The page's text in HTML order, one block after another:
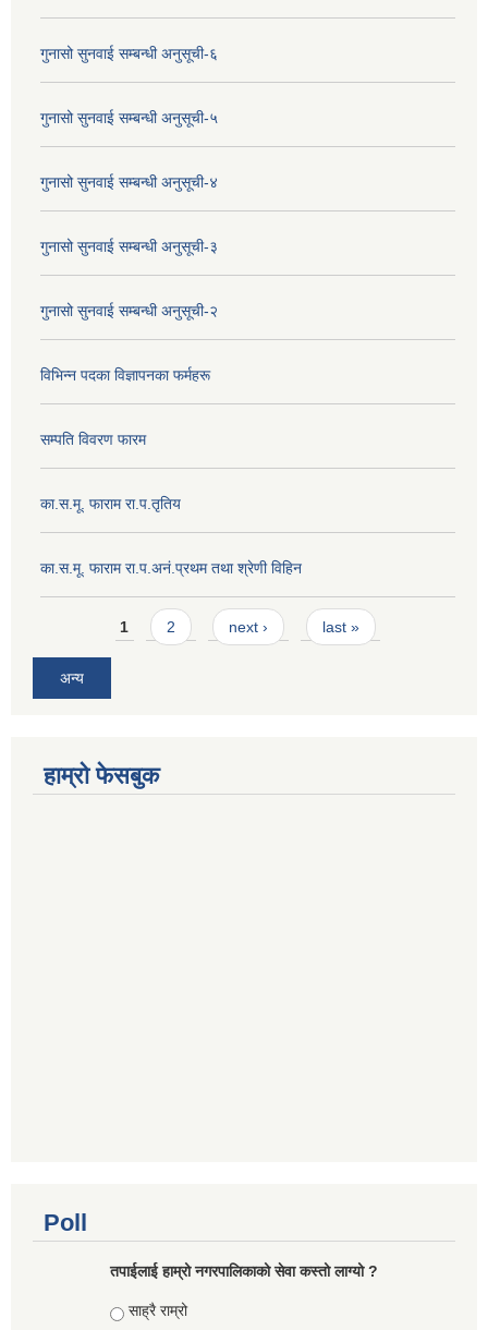
गुनासो सुनवाई सम्बन्धी अनुसूची-६
गुनासो सुनवाई सम्बन्धी अनुसूची-५
गुनासो सुनवाई सम्बन्धी अनुसूची-४
गुनासो सुनवाई सम्बन्धी अनुसूची-३
गुनासो सुनवाई सम्बन्धी अनुसूची-२
विभिन्न पदका विज्ञापनका फर्महरू
सम्पति विवरण फारम
का.स.मू. फाराम रा.प.तृतिय
का.स.मू. फाराम रा.प.अनं.प्रथम तथा श्रेणी विहिन
Pages1 2 next › last »
अन्य
हाम्रो फेसबुक
Poll
तपाईलाई हाम्रो नगरपालिकाको सेवा कस्तो लाग्यो ?
Choices
साह्रै राम्रो